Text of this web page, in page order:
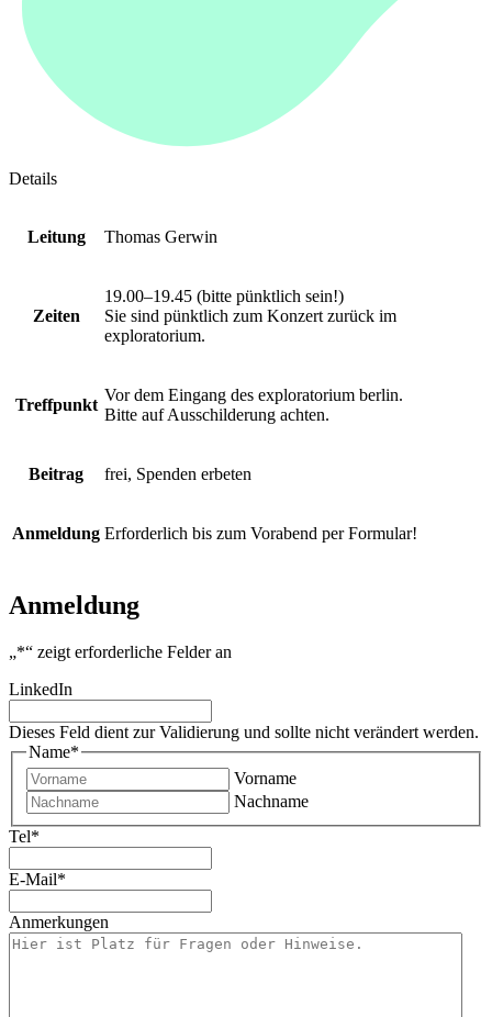
Details
Leitung Thomas Gerwin
Zeiten
19.00–19.45 (bitte pünktlich sein!)
Sie sind pünktlich zum Konzert zurück im
exploratorium.
Treffpunkt
Vor dem Eingang des exploratorium berlin.
Bitte auf Ausschilderung achten.
Beitrag frei, Spenden erbeten
Anmeldung Erforderlich bis zum Vorabend per Formular!
Anmeldung
„*“ zeigt erforderliche Felder an
LinkedIn
Dieses Feld dient zur Validierung und sollte nicht verändert werden.
Name*
Vorname
Nachname
Tel*
E-Mail*
Anmerkungen